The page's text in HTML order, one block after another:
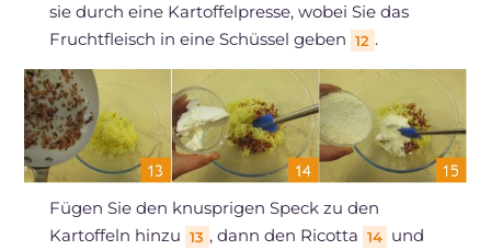
sie durch eine Kartoffelpresse, wobei Sie das
Fruchtfleisch in eine Schüssel geben 12 .
Fügen Sie den knusprigen Speck zu den
Kartoffeln hinzu 13 , dann den Ricotta 14 und